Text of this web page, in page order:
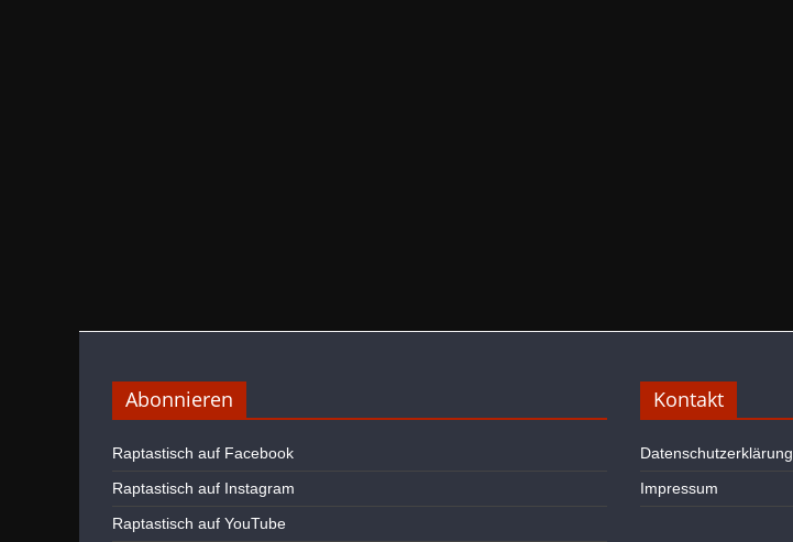
Abonnieren
Raptastisch auf Facebook
Raptastisch auf Instagram
Raptastisch auf YouTube
Kontakt
Datenschutzerklärung
Impressum